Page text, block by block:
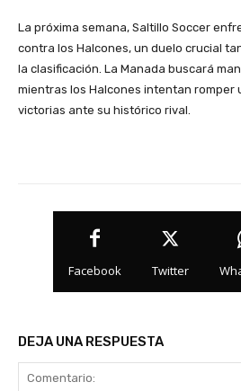
La próxima semana, Saltillo Soccer
contra los Halcones, un duelo crucial
la clasificación. La Manada buscará
mientras los Halcones intentan romper
victorias ante su histórico rival.
Facebook Twitter
DEJA UNA RESPUESTA